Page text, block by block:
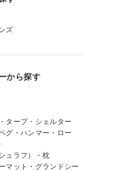
ズ
から探す
タープ・シェルター
グ・ハンマー・ロー
ュラフ）・枕
マット・グランドシー